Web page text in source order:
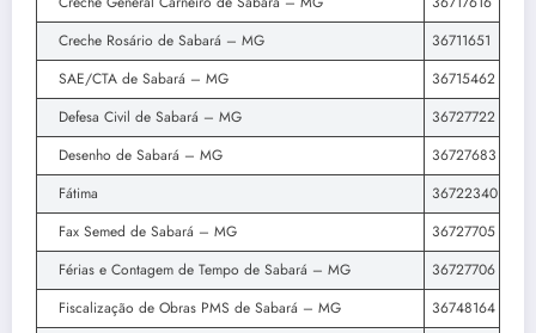
Creche Rosário de Sabará – MG
36711651
SAE/CTA de Sabará – MG
36715462
Defesa Civil de Sabará – MG
36727722
Desenho de Sabará – MG
36727683
Fátima
36722340
Fax Semed de Sabará – MG
36727705
Férias e Contagem de Tempo de Sabará – MG
36727706
Fiscalização de Obras PMS de Sabará – MG
36748164